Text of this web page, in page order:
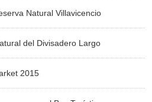
Natural Villavicencio
del Divisadero Largo
2015